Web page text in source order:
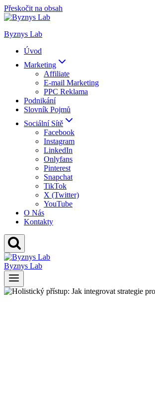
Přeskočit na obsah
Byznys Lab
Úvod
Marketing
Affiliate
E-mail Marketing
PPC Reklama
Podnikání
Slovník Pojmů
Sociální Sítě
Facebook
Instagram
LinkedIn
Onlyfans
Pinterest
Snapchat
TikTok
X (Twitter)
YouTube
O Nás
Kontakty
Byznys Lab